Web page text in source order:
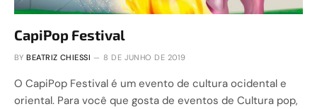
CapiPop Festival
BY BEATRIZ CHIESSI 8 DE JUNHO DE 2019
O CapiPop Festival é um evento de cultura ocidental e
oriental. Para você que gosta de eventos de Cultura pop,